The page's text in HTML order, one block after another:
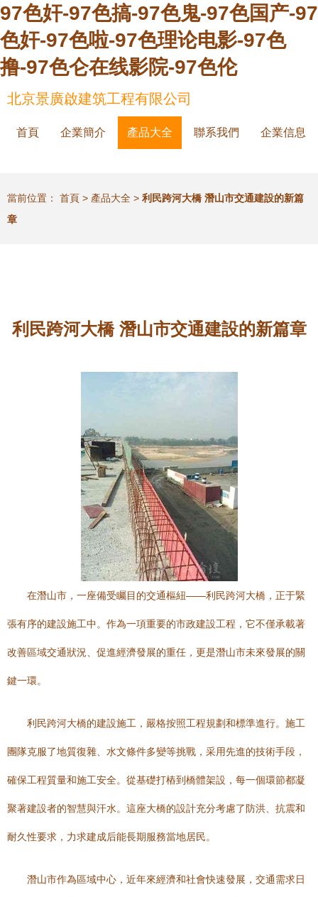
97色奸-97色搞-97色鬼-97色国产-97
色奸-97色啦-97色理论电影-97色
撸-97色仑在线影院-97色伦
北京景廣啟建筑工程有限公司
首頁 企業簡介 產品大全 聯系我們 企業信息
當前位置： 首頁 > 產品大全 > 利民跨河大橋 潛山市交通建設的新篇
章
利民跨河大橋 潛山市交通建設的新篇章
在潛山市，一座備受矚目的交通樞紐——利民跨河大橋，正于緊
張有序的建設施工中。作為一項重要的市政建設工程，它不僅承載著
改善區域交通狀況、促進經濟發展的重任，更是潛山市未來發展的關
鍵一環。
利民跨河大橋的建設施工，嚴格按照工程規劃和標準進行。施工
團隊克服了地質復雜、水文條件多變等挑戰，采用先進的技術手段，
確保工程質量和施工安全。從基礎打樁到橋體架設，每一個環節都凝
聚著建設者的智慧與汗水。這座大橋的設計充分考慮了防洪、抗震和
耐久性要求，力求建成后能長期服務當地居民。
潛山市作為區域中心，近年來經濟和社會快速發展，交通需求日